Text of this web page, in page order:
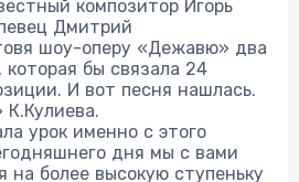
композитор Игорь
Дмитрий
шоу-оперу «Дежавю» два
которая бы связала 24
И вот песня нашлась.
урок именно с этого
дня мы с вами
на более высокую ступеньку